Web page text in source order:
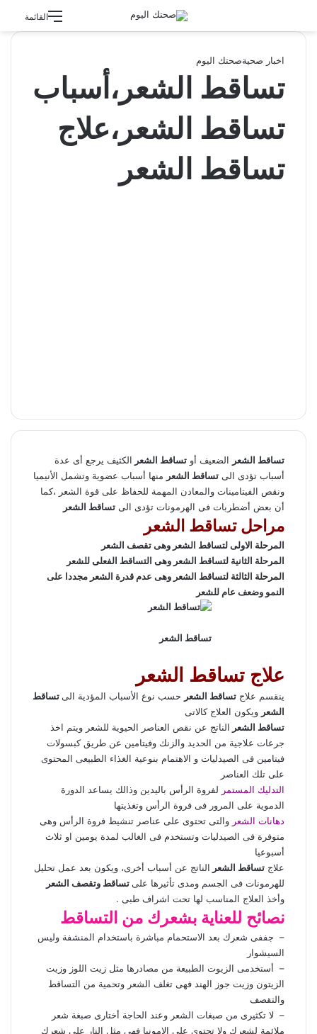
القائمة
اخبار صحيةصحتك اليوم
تساقط الشعر،أسباب
تساقط الشعر،علاج
تساقط الشعر
تساقط الشعر الضعيف أو تساقط الشعر الكثيف يرجع أى عدة
أسباب تؤدى الى تساقط الشعر منها أسباب عضوية وتشمل الأنيميا
ونقص الفيتامينات والمعادن المهمة للحفاظ على قوة الشعر ،كما
أن بعض أضطربات فى الهرمونات تؤدى الى تساقط الشعر
مراحل تساقط الشعر
المرحلة الاولى لتساقط الشعر وهى تقصف الشعر
المرحلة الثانية لتساقط الشعر وهى التساقط الفعلى للشعر
المرحلة الثالثة لتساقط الشعر وهى عدم قدرة الشعر مجددا على
النمو وضعف عام للشعر
تساقط الشعر
علاج تساقط الشعر
ينقسم علاج تساقط الشعر حسب نوع الأسباب المؤدية الى تساقط
الشعر ويكون العلاج كالاتى
تساقط الشعر الناتج عن نقص العناصر الحيوية للشعر ويتم اخذ
جرعات علاجية من الحديد والزنك وفيتامين عن طريق كبسولات
فيتامين فى الصيدليات و الاهتمام بنوعية الغذاء الطبيعى المحتوى
على تلك العناصر
التدليك المستمر لفروة الرأس باليدين وذالك يساعد الدورة
الدموية على المرور فى فروة الرأس وتغذيتها
دهانات الشعر والتى تحتوى على عناصر تنشيط فروة الرأس وهى
متوفرة فى الصيدليات وتستخدم فى الغالب لمدة يومين او ثلاث
أسبوعيا
علاج تساقط الشعر الناتج عن أسباب أخرى، ويكون بعد عمل تحليل
للهرمونات فى الجسم ومدى تأثيرها على تساقط وتقصف الشعر
وأخذ العلاج المناسب لها تحت اشراف طبى .
نصائح للعناية بشعرك من التساقط
– جففى شعرك بعد الاستحمام مباشرة باستخدام المنشفة وليس
السيشوار
– أستخدمى الزيوت الطبيعة من مصادرها مثل زيت اللوز وزيت
الزيتون وزيت جوز الهند فهى تغلف الشعر وتحمية من التساقط
والتقصف
– لا تكثيرى من صبغات الشعر وعند الحاجة أختارى صبغة شعر
ملائمة لشعرك ولا تحتوى على الامونيا فهى مثل النار على شعرك